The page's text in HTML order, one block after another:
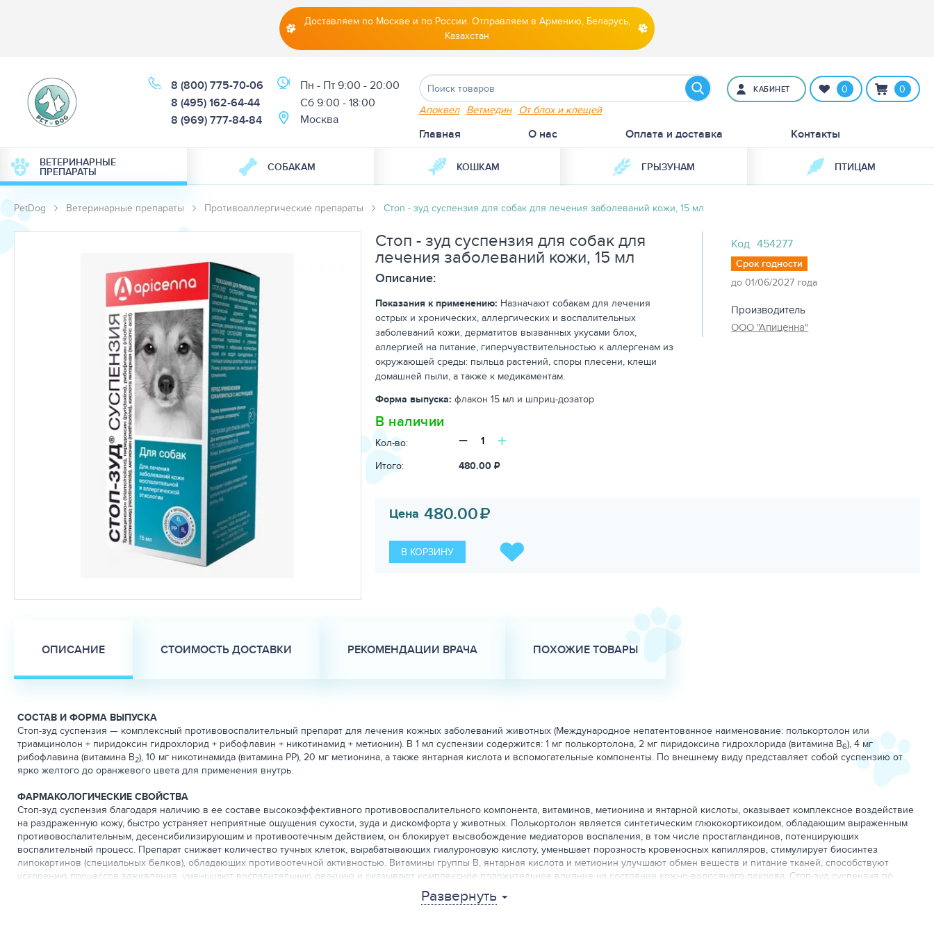
Доставляем по Москве и по России. Отправляем в Армению, Беларусь,
Казахстан
8 (800) 775-70-06
8 (495) 162-64-44
8 (969) 777-84-84
Пн - Пт 9:00 - 20:00
Cб 9:00 - 18:00
Москва
Апоквел Ветмедин От блох и клещей
КАБИНЕТ 0 0
Главная О нас Оплата и доставка Контакты
ВЕТЕРИНАРНЫЕ
ПРЕПАРАТЫ СОБАКАМ КОШКАМ ГРЫЗУНАМ ПТИЦАМ
PetDog Ветеринарные препараты Противоаллергические препараты Стоп - зуд суспензия для собак для лечения заболеваний кожи, 15 мл
Стоп - зуд суспензия для собак для
лечения заболеваний кожи, 15 мл
Описание:
Показания к применению: Назначают собакам для лечения
острых и хронических, аллергических и воспалительных
заболеваний кожи, дерматитов вызванных укусами блох,
аллергией на питание, гиперчувствительностью к аллергенам из
окружающей среды: пыльца растений, споры плесени, клещи
домашней пыли, а также к медикаментам.
Форма выпуска: флакон 15 мл и шприц-дозатор
В наличии
Кол-во: − +
Итого: 480.00 ₽
Код 454277
Срок годности
до 01/06/2027 года
Производитель
ООО "Апиценна"
Цена 480.00₽
В КОРЗИНУ
ОПИСАНИЕ СТОИМОСТЬ ДОСТАВКИ РЕКОМЕНДАЦИИ ВРАЧА ПОХОЖИЕ ТОВАРЫ
СОСТАВ И ФОРМА ВЫПУСКА
Стоп-зуд суспензия — комплексный противовоспалительный препарат для лечения кожных заболеваний животных (Международное непатентованное наименование: полькортолон или
триамцинолон + пиридоксин гидрохлорид + рибофлавин + никотинамид + метионин). В 1 мл суспензии содержится: 1 мг полькортолона, 2 мг пиридоксина гидрохлорида (витамина B6), 4 мг
рибофлавина (витамина В2), 10 мг никотинамида (витамина PP), 20 мг метионина, а также янтарная кислота и вспомогательные компоненты. По внешнему виду представляет собой суспензию от
ярко желтого до оранжевого цвета для применения внутрь.
ФАРМАКОЛОГИЧЕСКИЕ СВОЙСТВА
Стоп-зуд суспензия благодаря наличию в ее составе высокоэффективного противовоспалительного компонента, витаминов, метионина и янтарной кислоты, оказывает комплексное воздействие
на раздраженную кожу, быстро устраняет неприятные ощущения сухости, зуда и дискомфорта у животных. Полькортолон является синтетическим глюкокортикоидом, обладающим выраженным
противовоспалительным, десенсибилизирующим и противоотечным действием, он блокирует высвобождение медиаторов воспаления, в том числе простагландинов, потенцирующих
воспалительный процесс. Препарат снижает количество тучных клеток, вырабатывающих гиалуроновую кислоту, уменьшает порозность кровеносных капилляров, стимулирует биосинтез
липокартинов (специальных белков), обладающих противоотечной активностью. Витамины группы В, янтарная кислота и метионин улучшают обмен веществ и питание тканей, способствуют
ускорению процессов заживления, уменьшают воспалительную реакцию и оказывают комплексное положительное влияние на состояние кожно-волосяного покрова. Стоп-зуд суспензия по
степени воздействия на организм теплокровных животных относится к малоопасным веществам.Развернуть